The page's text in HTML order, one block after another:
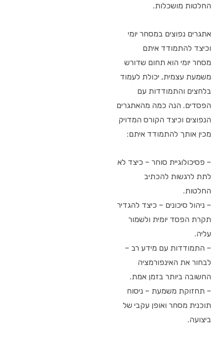
החלטות מושכלות.
אתגרים נפוצים במסחר יומי
וכיצד להתמודד איתם
מסחר יומי הוא תחום שדורש
משמעת עצמית, יכולת לעמוד
בלחצים והתמודדות עם
הפסדים. הנה כמה מהאתגרים
הנפוצים וכיצד הקורס המדויק
מכין אותך להתמודד איתם:
– פסיכולוגיית סוחר – כיצד לא
לתת לרגשות להכתיב
החלטות.
– ניהול סיכונים – כיצד להגדיר
תקרת הפסד יומית ולשמור
עליה.
– התמודדות עם מידע רב –
לבחור את האינפורמציה
החשובה ביותר בזמן אמת.
– תחזוקת משמעת – ניסוח
תוכנית מסחר ואופן עקבי של
ביצועה.